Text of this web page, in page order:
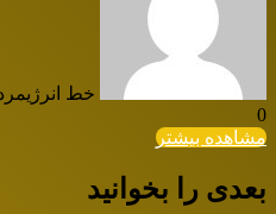
خط انرژیمرداد
0
مشاهده بیشتر
بعدی را بخوانید